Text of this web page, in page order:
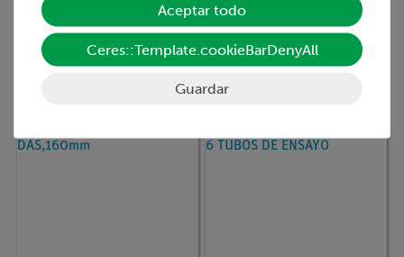
Nº de artículo
ROTULOS, 1-180, 5X 1-
12, VERDES
Bomba de vacío con
válvula rotativa, dos
Aceptar todo
Ceres::Template.cookieBarDenyAll
Guardar